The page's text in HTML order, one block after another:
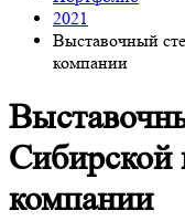
2021
Выставочный
компании
компании